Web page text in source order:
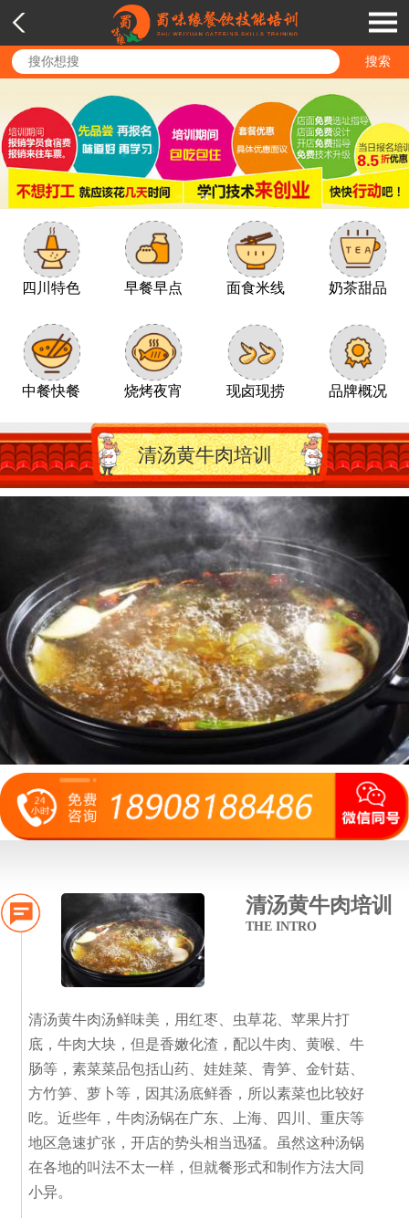
四川特色 早餐早点 面食米线 奶茶甜品
中餐快餐 烧烤夜宵 现卤现捞 品牌概况
清汤黄牛肉培训
清汤黄牛肉培训
THE INTRO
清汤黄牛肉汤鲜味美，用红枣、虫草花、苹果片打
底，牛肉大块，但是香嫩化渣，配以牛肉、黄喉、牛
肠等，素菜菜品包括山药、娃娃菜、青笋、金针菇、
方竹笋、萝卜等，因其汤底鲜香，所以素菜也比较好
吃。近些年，牛肉汤锅在广东、上海、四川、重庆等
地区急速扩张，开店的势头相当迅猛。虽然这种汤锅
在各地的叫法不太一样，但就餐形式和制作方法大同
小异。